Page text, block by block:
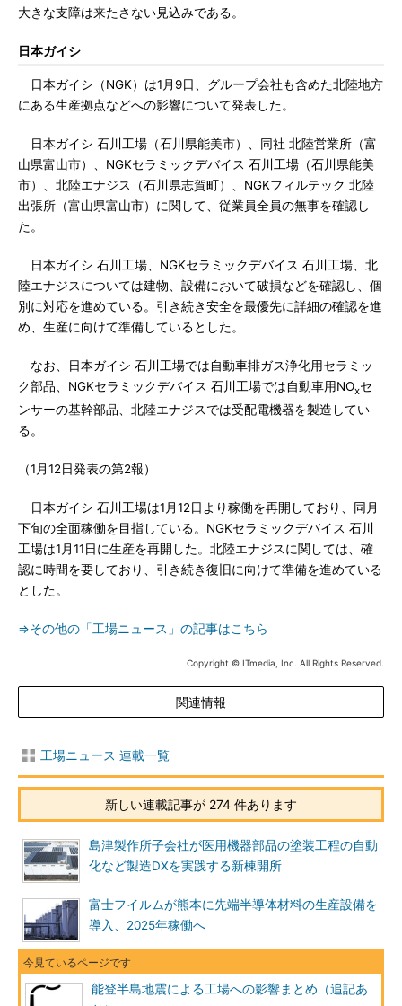
大きな支障は来たさない見込みである。
日本ガイシ
日本ガイシ（NGK）は1月9日、グループ会社も含めた北陸地方
にある生産拠点などへの影響について発表した。
日本ガイシ 石川工場（石川県能美市）、同社 北陸営業所（富
山県富山市）、NGKセラミックデバイス 石川工場（石川県能美
市）、北陸エナジス（石川県志賀町）、NGKフィルテック 北陸
出張所（富山県富山市）に関して、従業員全員の無事を確認し
た。
日本ガイシ 石川工場、NGKセラミックデバイス 石川工場、北
陸エナジスについては建物、設備において破損などを確認し、個
別に対応を進めている。引き続き安全を最優先に詳細の確認を進
め、生産に向けて準備しているとした。
なお、日本ガイシ 石川工場では自動車排ガス浄化用セラミッ
ク部品、NGKセラミックデバイス 石川工場では自動車用NOxセ
ンサーの基幹部品、北陸エナジスでは受配電機器を製造してい
る。
（1月12日発表の第2報）
日本ガイシ 石川工場は1月12日より稼働を再開しており、同月
下旬の全面稼働を目指している。NGKセラミックデバイス 石川
工場は1月11日に生産を再開した。北陸エナジスに関しては、確
認に時間を要しており、引き続き復旧に向けて準備を進めている
とした。
⇒その他の「工場ニュース」の記事はこちら
Copyright © ITmedia, Inc. All Rights Reserved.
関連情報
工場ニュース 連載一覧
新しい連載記事が 274 件あります
島津製作所子会社が医用機器部品の塗装工程の自動
化など製造DXを実践する新棟開所
富士フイルムが熊本に先端半導体材料の生産設備を
導入、2025年稼働へ
能登半島地震による工場への影響まとめ（追記あ